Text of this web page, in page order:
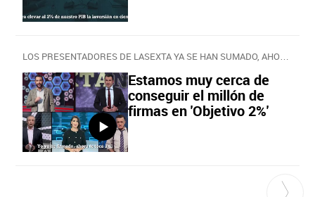
LOS PRESENTADORES DE LASEXTA YA SE HAN SUMADO, AHORA TE TOCA A TI
Estamos muy cerca de
conseguir el millón de
firmas en 'Objetivo 2%'